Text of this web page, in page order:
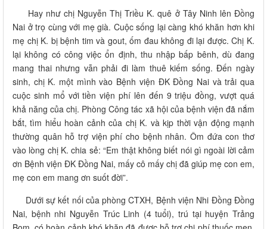
Hay như chị Nguyễn Thị Triều K. quê ở Tây Ninh lên Đồng
Nai ở trọ cùng với mẹ già. Cuộc sống lại càng khó khăn hơn khi
mẹ chị K. bị bệnh tim và gout, ốm đau không đi lại được. Chị K.
lại không có công việc ổn định, thu nhập bấp bênh, dù đang
mang thai nhưng vẫn phải đi làm thuê kiếm sống. Đến ngày
sinh, chị K. một mình vào Bệnh viện ĐK Đồng Nai và trải qua
cuộc sinh mổ với tiền viện phí lên đến 9 triệu đồng, vượt quá
khả năng của chị. Phòng Công tác xã hội của bệnh viện đã nắm
bắt, tìm hiểu hoàn cảnh của chị K. và kịp thời vận động mạnh
thường quân hỗ trợ viện phí cho bệnh nhân. Ôm đứa con thơ
vào lòng chị K. chia sẻ: “Em thật không biết nói gì ngoài lời cảm
ơn Bệnh viện ĐK Đồng Nai, mấy cô mấy chị đã giúp mẹ con em,
mẹ con em mang ơn suốt đời”.
Dưới sự kết nối của phòng CTXH, Bệnh viện Nhi Đồng Đồng
Nai, bệnh nhi Nguyễn Trúc Linh (4 tuổi), trú tại huyện Trảng